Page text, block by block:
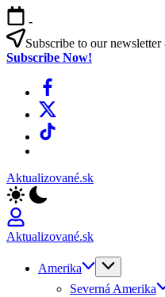
Skip
to
content
-
Subscribe to our
Subscribe Now!
Facebook
X
TikTok
Aktualizované.sk
Aktualizované.sk
Amerika
Severná Amerika